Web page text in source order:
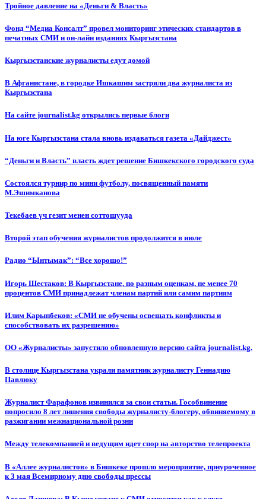
Тройное давление на «Деньги & Власть»
Фонд “Медиа Консалт” провел мониторинг этических стандартов в
печатных СМИ и он-лайн изданиях Кыргызстана
Кыргызстанские журналисты едут домой
В Афганистане, в городке Ишкашим застряли два журналиста из
Кыргызстана
На сайте journalist.kg открылись первые блоги
На юге Кыргызстана стала вновь издаваться газета «Дайджест»
“Деньги и Власть” власть ждет решение Бишкекского городского суда
Состоялся турнир по мини футболу, посвященный памяти
М.Эшимканова
Текебаев үч гезит менен соттошууда
Второй этап обучения журналистов продолжится в июле
Радио “Ынтымак”: “Все хорошо!”
Игорь Шестаков: В Кыргызстане, по разным оценкам, не менее 70
процентов СМИ принадлежат членам партий или самим партиям
Илим Карыпбеков: «СМИ не обучены освещать конфликты и
способствовать их разрешению»
ОО «Журналисты» запустило обновленную версию сайта journalist.kg.
В столице Кыргызстана украли памятник журналисту Геннадию
Павлюку
Журналист Фарафонов извинился за свои статьи. Гособвинение
попросило 8 лет лишения свободы журналисту-блогеру, обвиняемому в
разжигании межнациональной розни
Между телекомпанией и ведущим идет спор на авторство телепроекта
В «Аллее журналистов» в Бишкеке прошло мероприятие, приуроченное
к 3 мая Всемирному дню свободы прессы